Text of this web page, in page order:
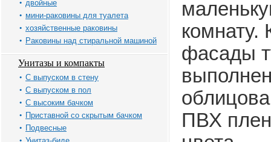
двойные
мини-раковины для туалета
хозяйственные раковины
Раковины над стиральной машиной
Унитазы и компакты
С выпуском в стену
С выпуском в пол
С высоким бачком
Приставной со скрытым бачком
Подвесные
комнату.
фасады
ПВХ